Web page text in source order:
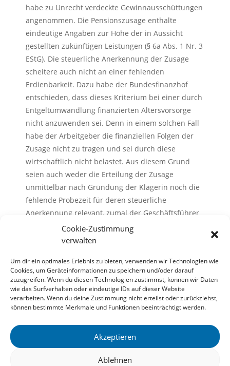
Cookie-Zustimmung
verwalten
Um dir ein optimales Erlebnis zu bieten, verwenden wir Technologien wie
Cookies, um Geräteinformationen zu speichern und/oder darauf
zuzugreifen. Wenn du diesen Technologien zustimmst, können wir Daten
wie das Surfverhalten oder eindeutige IDs auf dieser Website
verarbeiten. Wenn du deine Zustimmung nicht erteilst oder zurückziehst,
können bestimmte Merkmale und Funktionen beeinträchtigt werden.
Akzeptieren
Ablehnen
habe zu Unrecht verdeckte Gewinnausschüttungen
angenommen. Die Pensionszusage enthalte
eindeutige Angaben zur Höhe der in Aussicht
gestellten zukünftigen Leistungen (§ 6a Abs. 1 Nr. 3
EStG). Die steuerliche Anerkennung der Zusage
scheitere auch nicht an einer fehlenden
Erdienbarkeit. Dazu habe der Bundesfinanzhof
entschieden, dass dieses Kriterium bei einer durch
Entgeltumwandlung finanzierten Altersvorsorge
nicht anzuwenden sei. Denn in einem solchen Fall
habe der Arbeitgeber die finanziellen Folgen der
Zusage nicht zu tragen und sei durch diese
wirtschaftlich nicht belastet. Aus diesem Grund
seien auch weder die Erteilung der Zusage
unmittelbar nach Gründung der Klägerin noch die
fehlende Probezeit für deren steuerliche
Anerkennung relevant, zumal der Geschäftsführer
über ausreichende Berufserfahrung verfügt habe.
von der Redaktion Steuern & Recht der DATEV eG
zur Verfügung gestellt.
Zur Übersicht